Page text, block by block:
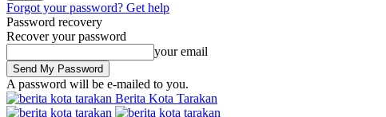
Forgot your password? Get help
Password recovery
Recover your password
your email
A password will be e-mailed to you.
Berita Kota Tarakan